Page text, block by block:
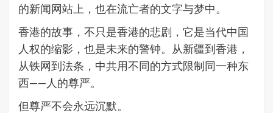
的新闻网站上，也在流亡者的文字与梦中。
香港的故事，不只是香港的悲剧，它是当代中国
人权的缩影，也是未来的警钟。从新疆到香港，
从铁网到法条，中共用不同的方式限制同一种东
西——人的尊严。
但尊严不会永远沉默。